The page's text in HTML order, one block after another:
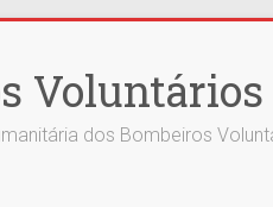
Voluntários
dos Bombeiros